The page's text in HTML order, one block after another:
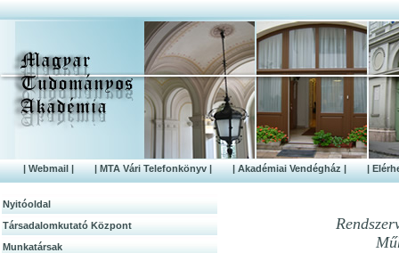
| Webmail | | MTA Vári Telefonkönyv | | Akadémiai Vendégház | |
Nyitóoldal
Társadalomkutató Központ
Munkatársak